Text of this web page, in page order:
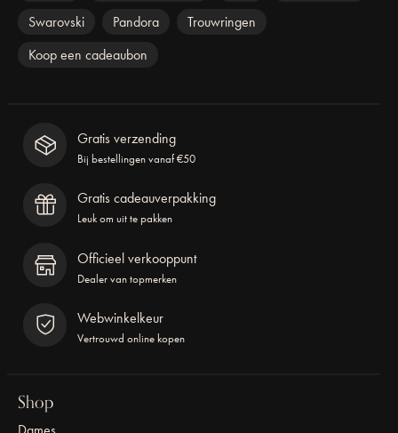
Swarovski
Pandora
Trouwringen
Koop een cadeaubon
Gratis verzending
Bij bestellingen vanaf €50
Gratis cadeauverpakking
Leuk om uit te pakken
Officieel verkooppunt
Dealer van topmerken
Webwinkelkeur
Vertrouwd online kopen
Shop